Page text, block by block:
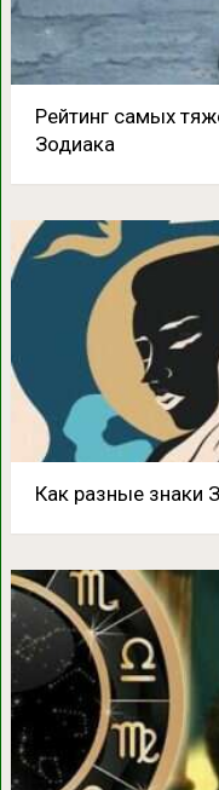
Рейтинг самых
Зодиака
Как разные знаки